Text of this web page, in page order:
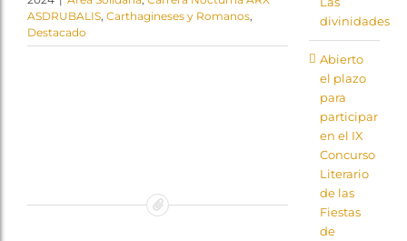
Tienda
ASDRUBALIS, Carthagineses y Romanos,
Destacado
divinidades
Abierto
el plazo
para
participar
en el IX
Concurso
Literario
de las
Fiestas
de